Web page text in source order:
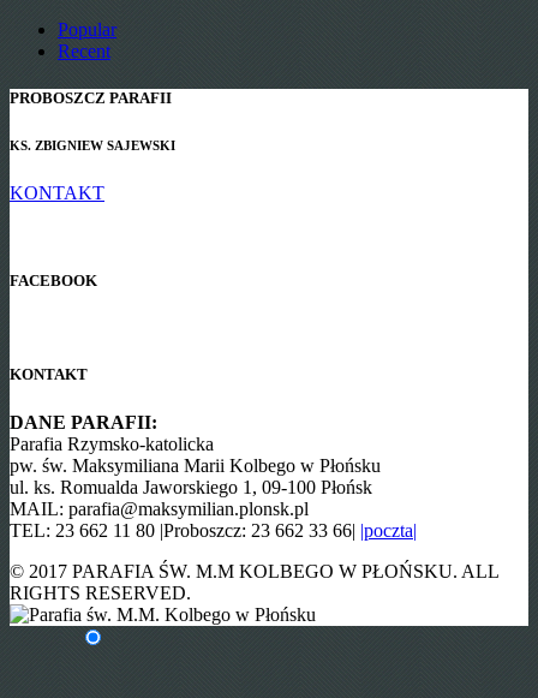
Popular
Recent
PROBOSZCZ PARAFII
KS. ZBIGNIEW SAJEWSKI
KONTAKT
FACEBOOK
KONTAKT
DANE PARAFII:
Parafia Rzymsko-katolicka
pw. św. Maksymiliana Marii Kolbego w Płońsku
ul. ks. Romualda Jaworskiego 1, 09-100 Płońsk
MAIL: parafia@maksymilian.plonsk.pl
TEL: 23 662 11 80 |Proboszcz: 23 662 33 66| |poczta|
© 2017 PARAFIA ŚW. M.M KOLBEGO W PŁOŃSKU. ALL
RIGHTS RESERVED.